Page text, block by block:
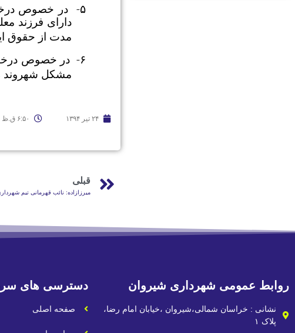
۵-
در خصوص
مدت از حقوق
۶-
مشکل شهروند
۲۴ تیر ۱۳۹۴ ۶:۵۰ ق.ظ
قبلی
میرزازاده: نائب قهرمانی تیم
روابط عمومی شهرداری شیروان
نشانی : خراسان شمالی،شیروان ،خیابان امام رضا،
پلاک ۱
دسترسی های
صفحه اصلی